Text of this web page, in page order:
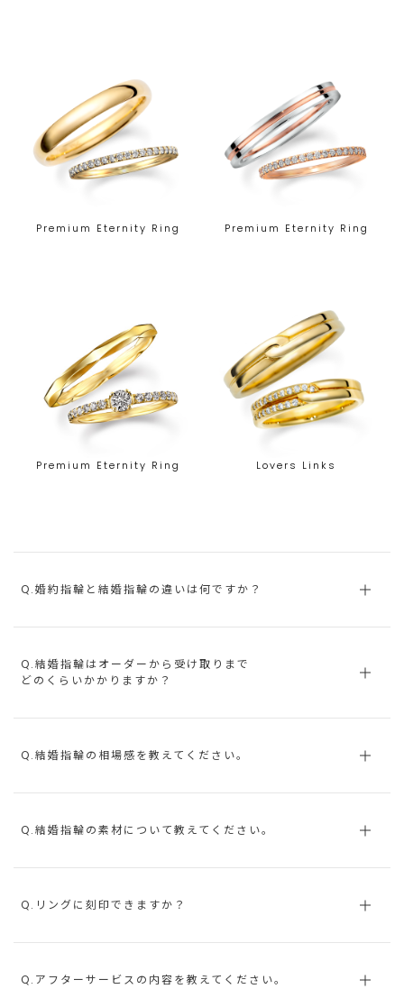
Premium Eternity Ring Premium Eternity Ring
Premium Eternity Ring Lovers Links
Q.婚約指輪と結婚指輪の違いは何ですか？
Q.結婚指輪はオーダーから受け取りまで
どのくらいかかりますか？
Q.結婚指輪の相場感を教えてください。
Q.結婚指輪の素材について教えてください。
Q.リングに刻印できますか？
Q.アフターサービスの内容を教えてください。